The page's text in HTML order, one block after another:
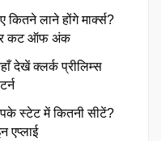
लाने होंगे मार्क्स?
कट ऑफ अंक
देखें क्लर्क प्रीलिम्स
स्टेट में कितनी सीटें?
एप्लाई